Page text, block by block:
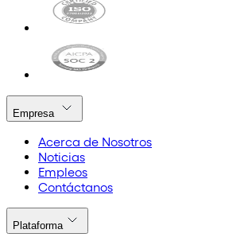
Empresa
Acerca de Nosotros
Noticias
Empleos
Contáctanos
Plataforma